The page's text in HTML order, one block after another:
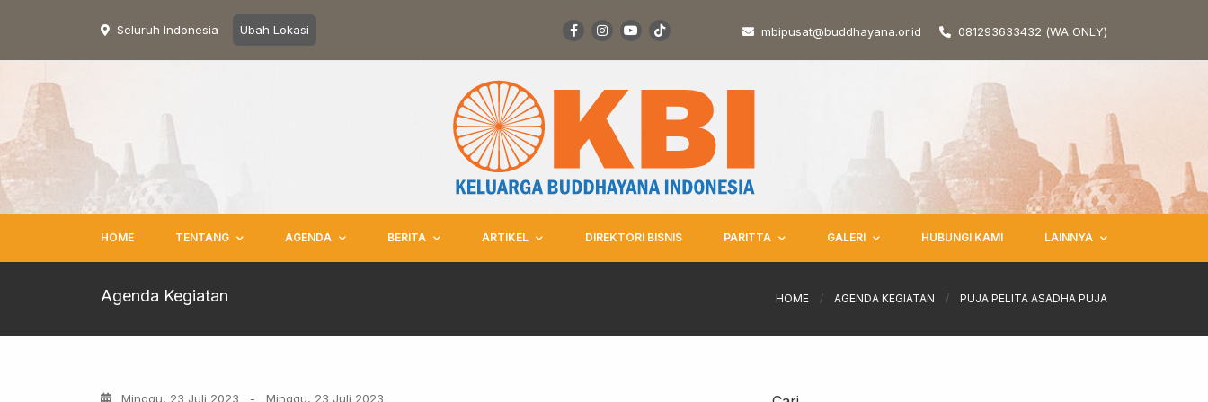
Seluruh Indonesia Ubah Lokasi mbipusat@buddhayana.or.id 081293633432 (WA ONLY)
HOME TENTANG AGENDA BERITA ARTIKEL DIREKTORI BISNIS PARITTA GALERI HUBUNGI KAMI LAINNYA
Agenda Kegiatan HOME / AGENDA KEGIATAN / PUJA PELITA ASADHA PUJA
Minggu, 23 Juli 2023 - Minggu, 23 Juli 2023